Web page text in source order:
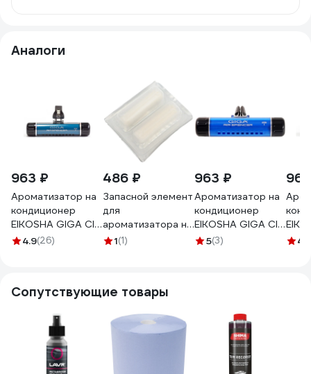
Аналоги
963 ₽
Ароматизатор на
кондиционер
EIKOSHA GIGA Clip
SQUASH G-51 4861
4.9(26)
486 ₽
Запасной элемент
для
ароматизатора на
кондиционер
1(1)
963 ₽
Ароматизатор на
кондиционер
EIKOSHA GIGA Clip
MARINE SQUASH
5(3) 4.6
Сопутствующие товары